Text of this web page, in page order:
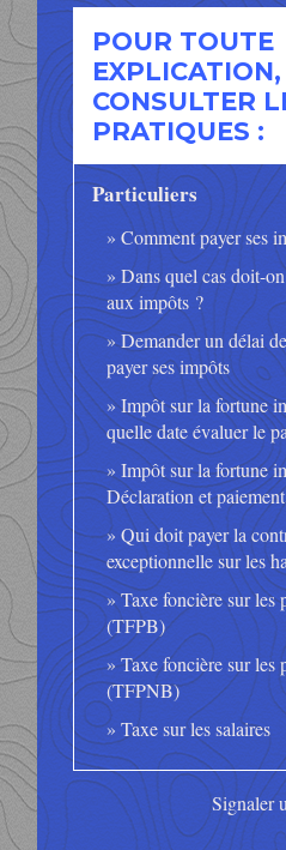
POUR TOUTE
EXPLICATION,
CONSULTER
PRATIQUES :
Particuliers
Comment payer ses
Dans quel cas doit-
aux impôts ?
Demander un délai
payer ses impôts
Impôt sur la fortune
quelle date évaluer le
Impôt sur la fortune
Déclaration et paiement
Qui doit payer la
exceptionnelle sur les
Taxe foncière sur les
(TFPB)
Taxe foncière sur les
(TFPNB)
Taxe sur les salaires
Signaler